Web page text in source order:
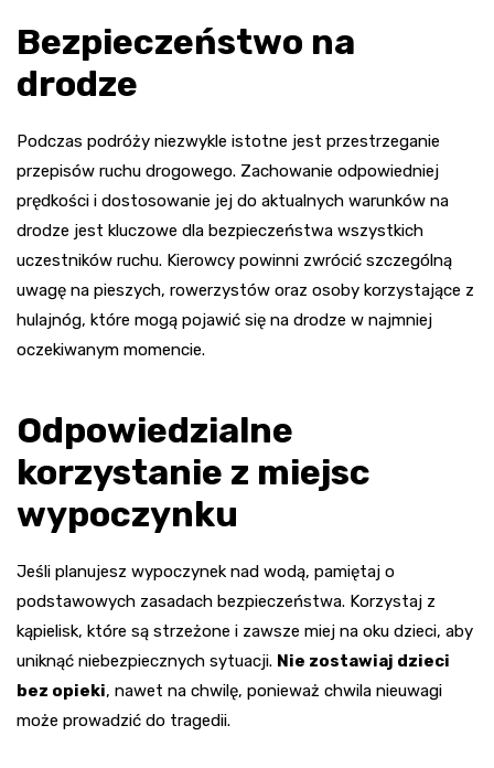
Bezpieczeństwo na
drodze
Podczas podróży niezwykle istotne jest przestrzeganie
przepisów ruchu drogowego. Zachowanie odpowiedniej
prędkości i dostosowanie jej do aktualnych warunków na
drodze jest kluczowe dla bezpieczeństwa wszystkich
uczestników ruchu. Kierowcy powinni zwrócić szczególną
uwagę na pieszych, rowerzystów oraz osoby korzystające z
hulajnóg, które mogą pojawić się na drodze w najmniej
oczekiwanym momencie.
Odpowiedzialne
korzystanie z miejsc
wypoczynku
Jeśli planujesz wypoczynek nad wodą, pamiętaj o
podstawowych zasadach bezpieczeństwa. Korzystaj z
kąpielisk, które są strzeżone i zawsze miej na oku dzieci, aby
uniknąć niebezpiecznych sytuacji. Nie zostawiaj dzieci
bez opieki, nawet na chwilę, ponieważ chwila nieuwagi
może prowadzić do tragedii.